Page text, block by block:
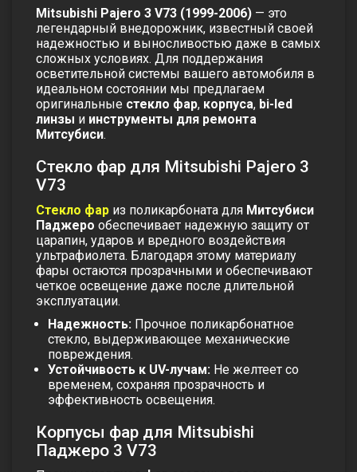
Mitsubishi Pajero 3 V73 (1999-2006) — это
легендарный внедорожник, известный своей
надежностью и выносливостью даже в самых
сложных условиях. Для поддержания
осветительной системы вашего автомобиля в
идеальном состоянии мы предлагаем
оригинальные стекло фар, корпуса, bi-led
линзы и инструменты для ремонта
Митсубиси.
Стекло фар для Mitsubishi Pajero 3
V73
Стекло фар из поликарбоната для Митсубиси
Паджеро обеспечивает надежную защиту от
царапин, ударов и вредного воздействия
ультрафиолета. Благодаря этому материалу
фары остаются прозрачными и обеспечивают
четкое освещение даже после длительной
эксплуатации.
Надежность: Прочное поликарбонатное
стекло, выдерживающее механические
повреждения.
Устойчивость к UV-лучам: Не желтеет со
временем, сохраняя прозрачность и
эффективность освещения.
Корпусы фар для Mitsubishi
Паджеро 3 V73